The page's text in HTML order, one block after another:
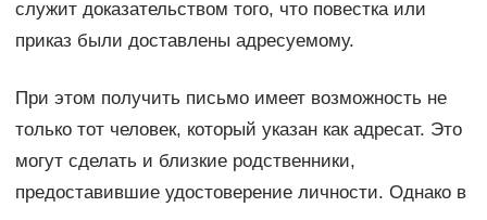
служит доказательством того, что повестка или
приказ были доставлены адресуемому.
При этом получить письмо имеет возможность не
только тот человек, который указан как адресат. Это
могут сделать и близкие родственники,
предоставившие удостоверение личности. Однако в